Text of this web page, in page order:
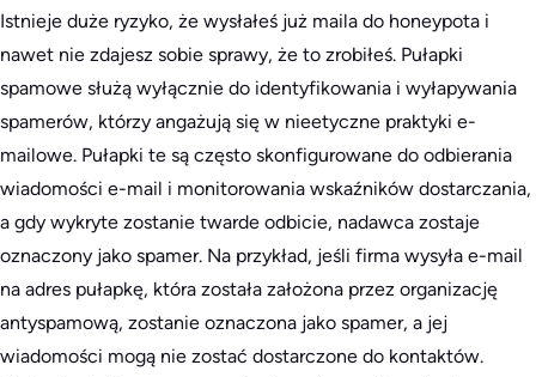
Istnieje duże ryzyko, że wysłałeś już maila do honeypota i
nawet nie zdajesz sobie sprawy, że to zrobiłeś. Pułapki
spamowe służą wyłącznie do identyfikowania i wyłapywania
spamerów, którzy angażują się w nieetyczne praktyki e-
mailowe. Pułapki te są często skonfigurowane do odbierania
wiadomości e-mail i monitorowania wskaźników dostarczania,
a gdy wykryte zostanie twarde odbicie, nadawca zostaje
oznaczony jako spamer. Na przykład, jeśli firma wysyła e-mail
na adres pułapkę, która została założona przez organizację
antyspamową, zostanie oznaczona jako spamer, a jej
wiadomości mogą nie zostać dostarczone do kontaktów.